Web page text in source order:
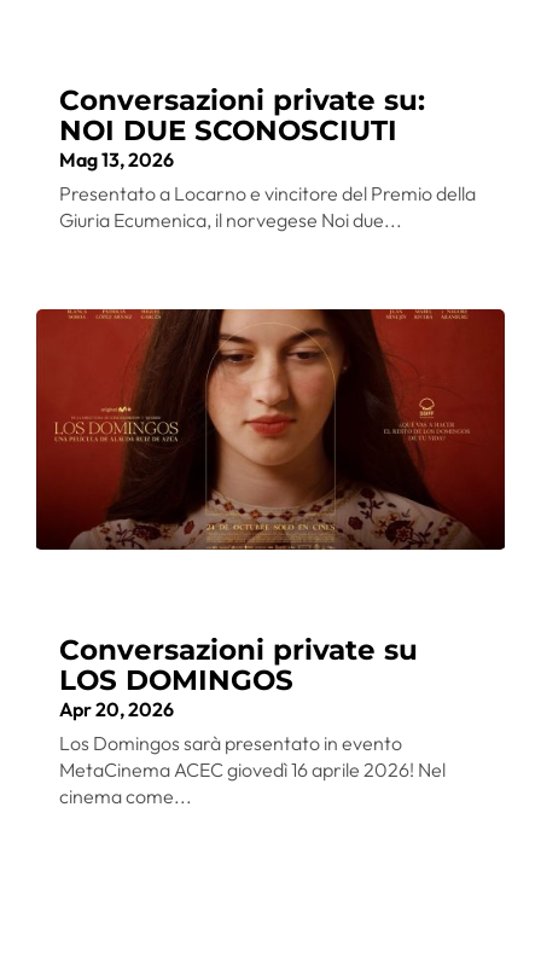
Conversazioni private su:
NOI DUE SCONOSCIUTI
Mag 13, 2026
Presentato a Locarno e vincitore del Premio della
Giuria Ecumenica, il norvegese Noi due...
Conversazioni private su
LOS DOMINGOS
Apr 20, 2026
Los Domingos sarà presentato in evento
MetaCinema ACEC giovedì 16 aprile 2026! Nel
cinema come...